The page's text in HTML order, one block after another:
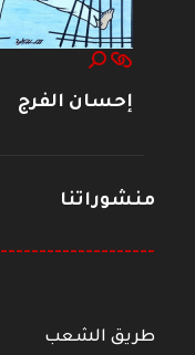
إحسان الفرج
منشوراتنا
--------------------
طريق الشعب